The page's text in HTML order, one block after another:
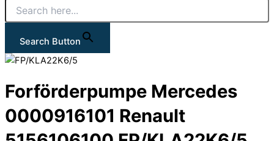
Search Button
Forförderpumpe Mercedes
0000916101 Renault